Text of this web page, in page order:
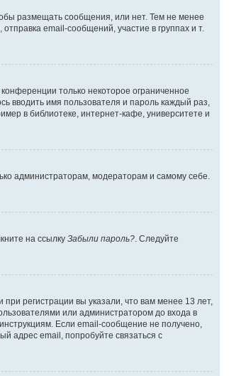
размещать сообщения, или нет. Тем не менее
email-сообщений, участие в группах и т.
только некоторое ограниченное
вводить имя пользователя и пароль каждый раз,
в библиотеке, интернет-кафе, университете и
администраторам, модераторам и самому себе.
на ссылку Забыли пароль?. Следуйте
регистрации вы указали, что вам менее 13 лет,
или администратором до входа в
Если email-сообщение не получено,
адрес email, попробуйте связаться с